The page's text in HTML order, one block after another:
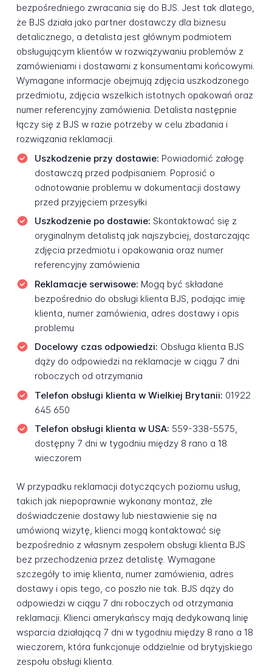
bezpośredniego zwracania się do BJS. Jest tak dlatego,
że BJS działa jako partner dostawczy dla biznesu
detalicznego, a detalista jest głównym podmiotem
obsługującym klientów w rozwiązywaniu problemów z
zamówieniami i dostawami z konsumentami końcowymi.
Wymagane informacje obejmują zdjęcia uszkodzonego
przedmiotu, zdjęcia wszelkich istotnych opakowań oraz
numer referencyjny zamówienia. Detalista następnie
łączy się z BJS w razie potrzeby w celu zbadania i
rozwiązania reklamacji.
Uszkodzenie przy dostawie: Powiadomić załogę
dostawczą przed podpisaniem. Poprosić o
odnotowanie problemu w dokumentacji dostawy
przed przyjęciem przesyłki
Uszkodzenie po dostawie: Skontaktować się z
oryginalnym detalistą jak najszybciej, dostarczając
zdjęcia przedmiotu i opakowania oraz numer
referencyjny zamówienia
Reklamacje serwisowe: Mogą być składane
bezpośrednio do obsługi klienta BJS, podając imię
klienta, numer zamówienia, adres dostawy i opis
problemu
Docelowy czas odpowiedzi: Obsługa klienta BJS
dąży do odpowiedzi na reklamacje w ciągu 7 dni
roboczych od otrzymania
Telefon obsługi klienta w Wielkiej Brytanii: 01922
645 650
Telefon obsługi klienta w USA: 559-338-5575,
dostępny 7 dni w tygodniu między 8 rano a 18
wieczorem
W przypadku reklamacji dotyczących poziomu usług,
takich jak niepoprawnie wykonany montaż, złe
doświadczenie dostawy lub niestawienie się na
umówioną wizytę, klienci mogą kontaktować się
bezpośrednio z własnym zespołem obsługi klienta BJS
bez przechodzenia przez detalistę. Wymagane
szczegóły to imię klienta, numer zamówienia, adres
dostawy i opis tego, co poszło nie tak. BJS dąży do
odpowiedzi w ciągu 7 dni roboczych od otrzymania
reklamacji. Klienci amerykańscy mają dedykowaną linię
wsparcia działającą 7 dni w tygodniu między 8 rano a 18
wieczorem, która funkcjonuje oddzielnie od brytyjskiego
zespołu obsługi klienta.